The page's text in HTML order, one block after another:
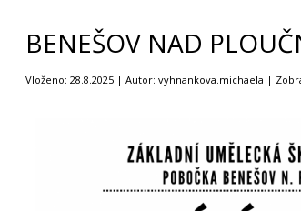
BENEŠOV NAD
Vloženo: 28.8.2025 | Autor: vyhnankova.michaela |